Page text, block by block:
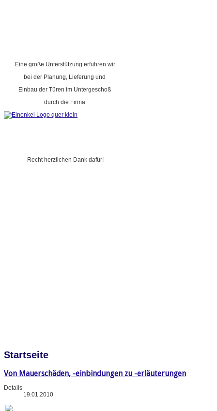
Eine große Unterstützung erfuhren wir
bei der Planung, Lieferung und
Einbau der Türen im Untergeschoß
durch die Firma
Recht herzlichen Dank dafür!
Startseite
Von Mauerschäden, -einbindungen zu -erläuterungen
Details
19.01.2010